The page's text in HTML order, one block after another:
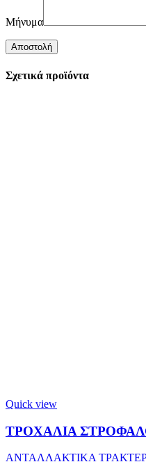
Μήνυμα
Σχετικά προϊόντα
Quick view
ΤΡΟΧΑΛΙΑ
ΑΝΤΑΛΛΑΚΤΙΚΑ ΤΡΑΚΤΕΡ